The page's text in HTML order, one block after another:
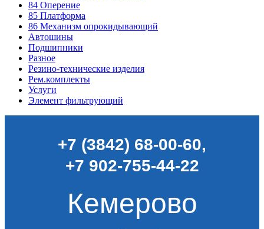
84 Оперение
85 Платформа
86 Механизм опрокидывающий
Автошины
Подшипники
Разное
Резино-технические изделия
Рем.комплекты
Услуги
Элемент фильтрующий
+7 (3842) 68-00-60,
+7 902-755-44-22
Кемерово